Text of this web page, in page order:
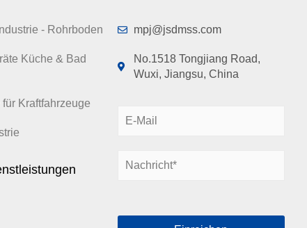
- Rohrboden
Küche & Bad
Kraftfahrzeuge
mpj@jsdmss.com
No.1518 Tongjiang Road,
Wuxi, Jiangsu, China
r